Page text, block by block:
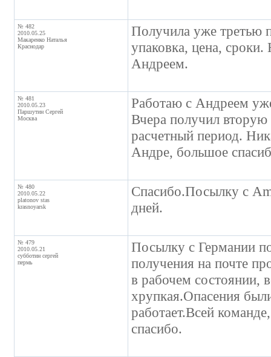
№ 482
2010.05.25
Макаренко Наталья
Краснодар
Получила уже третью
упаковка, цена,
Андреем.
№ 481
2010.05.23
Паршутин Сергей
Москва
Работаю с Андреем
Вчера получил
расчетный период.
Андре, большое
№ 480
2010.05.22
platonov stas
krasnoyarsk
Спасибо.Посылку с
дней.
№ 479
2010.05.21
субботин сергей
пермь
Посылку с Германии
получения на почте
в рабочем состоянии,
хрупкая.Опасения
работает.Всей
спасибо.